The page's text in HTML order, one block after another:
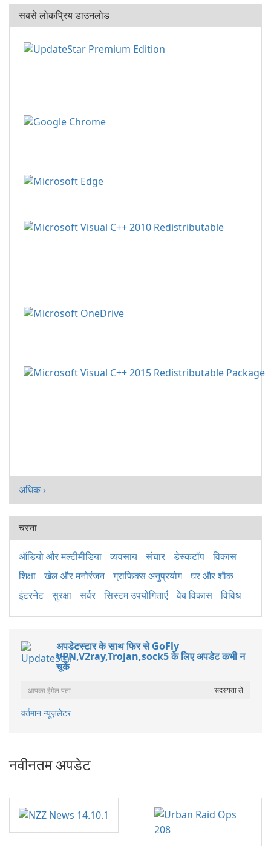
सबसे लोकप्रिय डाउनलोड
अधिक ›
चरना
ऑडियो और मल्टीमीडिया व्यवसाय संचार डेस्कटॉप
विकास
शिक्षा
खेल और मनोरंजन ग्राफिक्स अनुप्रयोग
घर और शौक
इंटरनेट
सुरक्षा सर्वर सिस्टम उपयोगिताएँ वेब विकास विविध
अपडेटस्टार के साथ फिर से GoFly
VPN,V2ray,Trojan,sock5 के लिए अपडेट कभी न
चूकें
वर्तमान न्यूज़लेटर
नवीनतम अपडेट